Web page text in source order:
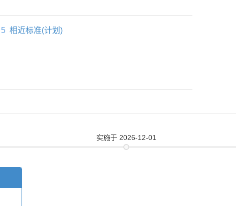
5 相近标准(计划)
实施于 2026-12-01